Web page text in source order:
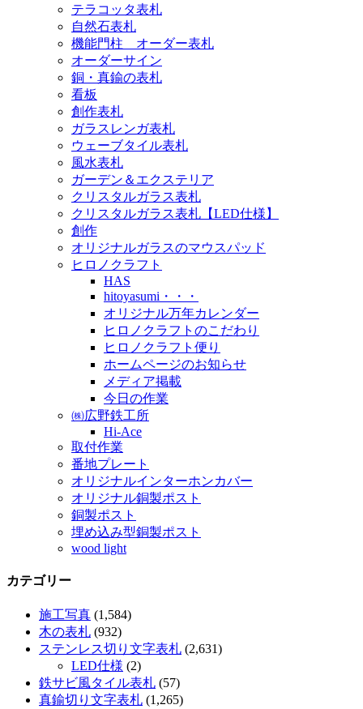
テラコッタ表札
自然石表札
機能門柱 オーダー表札
オーダーサイン
銅・真鍮の表札
看板
創作表札
ガラスレンガ表札
ウェーブタイル表札
風水表札
ガーデン＆エクステリア
クリスタルガラス表札
クリスタルガラス表札【LED仕様】
創作
オリジナルガラスのマウスパッド
ヒロノクラフト
HAS
hitoyasumi・・・
オリジナル万年カレンダー
ヒロノクラフトのこだわり
ヒロノクラフト便り
ホームページのお知らせ
メディア掲載
今日の作業
㈱広野鉄工所
Hi-Ace
取付作業
番地プレート
オリジナルインターホンカバー
オリジナル銅製ポスト
銅製ポスト
埋め込み型銅製ポスト
wood light
カテゴリー
施工写真 (1,584)
木の表札 (932)
ステンレス切り文字表札 (2,631)
LED仕様 (2)
鉄サビ風タイル表札 (57)
真鍮切り文字表札 (1,265)